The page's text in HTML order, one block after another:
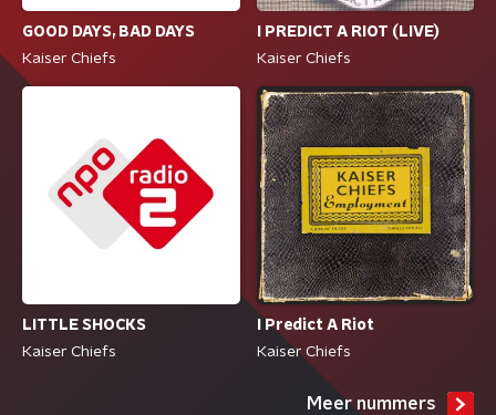
GOOD DAYS, BAD DAYS
Kaiser Chiefs
I PREDICT A RIOT (LIVE)
Kaiser Chiefs
LITTLE SHOCKS
Kaiser Chiefs
I Predict A Riot
Kaiser Chiefs
Meer nummers